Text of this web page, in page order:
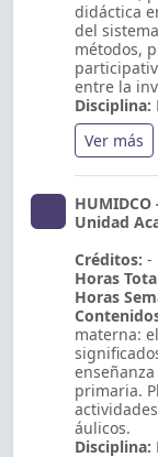
didáctica
del
métodos,
entre la
Disciplina:
Ver más
HUMIDCO
Unidad
Créditos: -
Horas
Horas
materna:
primaria.
áulicos.
Disciplina: